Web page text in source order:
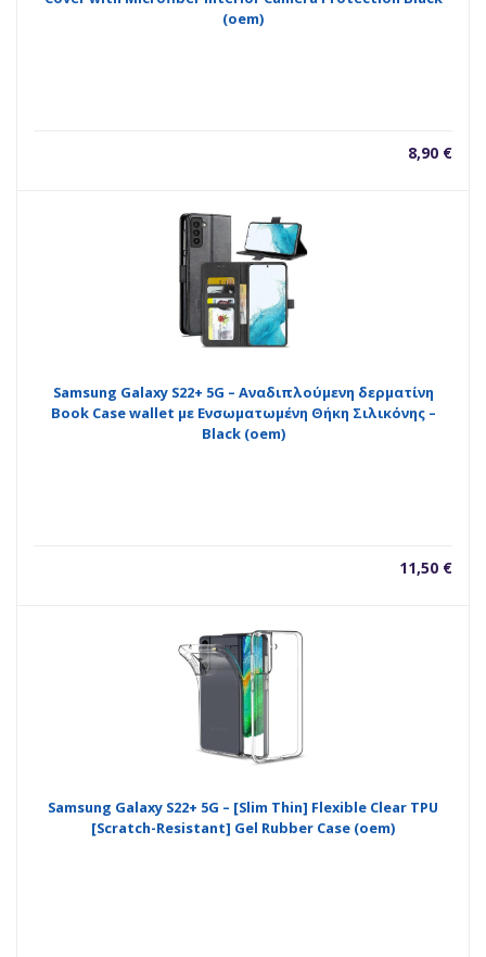
(oem)
8,90 €
Samsung Galaxy S22+ 5G – Αναδιπλούμενη δερματίνη
Book Case wallet με Ενσωματωμένη Θήκη Σιλικόνης –
Black (oem)
11,50 €
Samsung Galaxy S22+ 5G – [Slim Thin] Flexible Clear TPU
[Scratch-Resistant] Gel Rubber Case (oem)